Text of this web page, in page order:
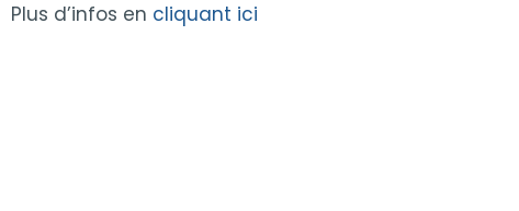
Plus d’infos en cliquant ici